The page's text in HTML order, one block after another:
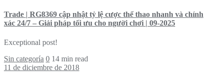
Trade | RG8369 cập nhật tỷ lệ cược thể thao nhanh và chính
xác 24/7 – Giải pháp tối ưu cho người chơi | 09-2025
Exceptional post!
Sin categoría 0 14 min read
11 de diciembre de 2018